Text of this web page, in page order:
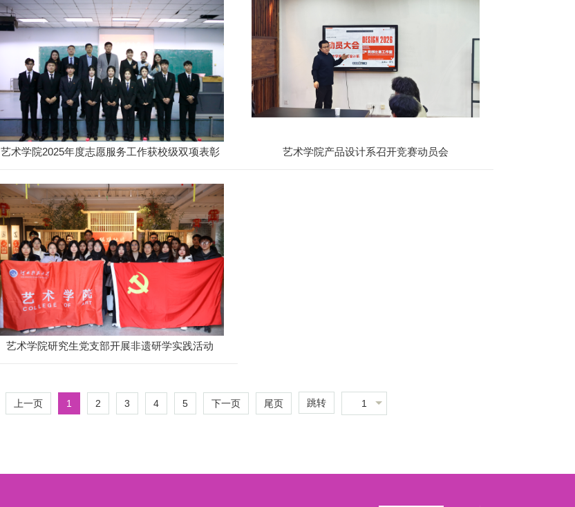
艺术学院2025年度志愿服务工作获校级双项表彰 艺术学院产品设计系召开竞赛动员会
艺术学院研究生党支部开展非遗研学实践活动
上一页 1 2 3 4 5 下一页 尾页 跳转 1